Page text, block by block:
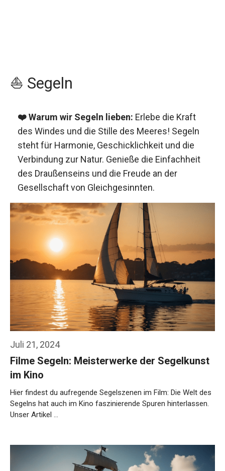
⛵️ Segeln
❤️ Warum wir Segeln lieben: Erlebe die Kraft
des Windes und die Stille des Meeres! Segeln
steht für Harmonie, Geschicklichkeit und die
Verbindung zur Natur. Genieße die Einfachheit
des Draußenseins und die Freude an der
Gesellschaft von Gleichgesinnten.
Juli 21, 2024
Filme Segeln: Meisterwerke der Segelkunst
im Kino
Hier findest du aufregende Segelszenen im Film: Die Welt des
Segelns hat auch im Kino faszinierende Spuren hinterlassen.
Unser Artikel …